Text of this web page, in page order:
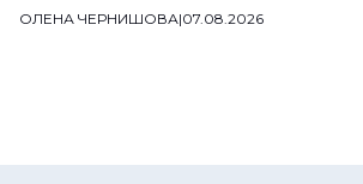
ОЛЕНА ЧЕРНИШОВА|07.08.2026